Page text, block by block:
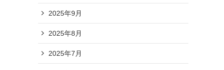
2025年9月
2025年8月
2025年7月